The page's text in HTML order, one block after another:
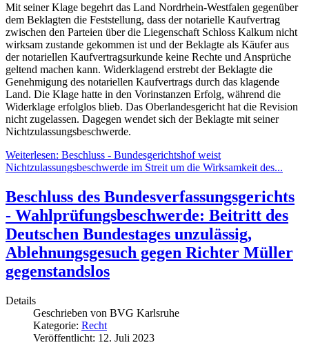
Mit seiner Klage begehrt das Land Nordrhein-Westfalen gegenüber
dem Beklagten die Feststellung, dass der notarielle Kaufvertrag
zwischen den Parteien über die Liegenschaft Schloss Kalkum nicht
wirksam zustande gekommen ist und der Beklagte als Käufer aus
der notariellen Kaufvertragsurkunde keine Rechte und Ansprüche
geltend machen kann. Widerklagend erstrebt der Beklagte die
Genehmigung des notariellen Kaufvertrags durch das klagende
Land. Die Klage hatte in den Vorinstanzen Erfolg, während die
Widerklage erfolglos blieb. Das Oberlandesgericht hat die Revision
nicht zugelassen. Dagegen wendet sich der Beklagte mit seiner
Nichtzulassungsbeschwerde.
Weiterlesen: Beschluss - Bundesgerichtshof weist
Nichtzulassungsbeschwerde im Streit um die Wirksamkeit des...
Beschluss des Bundesverfassungsgerichts
- Wahlprüfungsbeschwerde: Beitritt des
Deutschen Bundestages unzulässig,
Ablehnungsgesuch gegen Richter Müller
gegenstandslos
Details
Geschrieben von BVG Karlsruhe
Kategorie: Recht
Veröffentlicht: 12. Juli 2023